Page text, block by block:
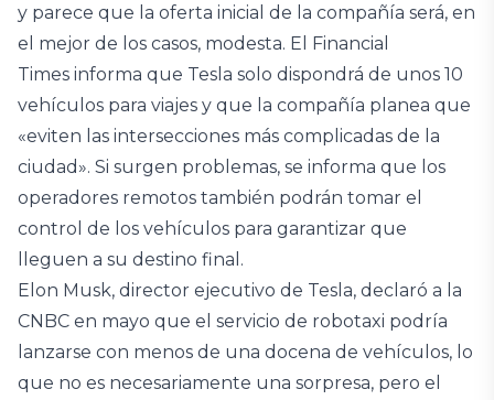
y parece que la oferta inicial de la compañía será, en
el mejor de los casos, modesta. El Financial
Times informa que Tesla solo dispondrá de unos 10
vehículos para viajes y que la compañía planea que
«eviten las intersecciones más complicadas de la
ciudad». Si surgen problemas, se informa que los
operadores remotos también podrán tomar el
control de los vehículos para garantizar que
lleguen a su destino final.
Elon Musk, director ejecutivo de Tesla, declaró a la
CNBC en mayo que el servicio de robotaxi podría
lanzarse con menos de una docena de vehículos, lo
que no es necesariamente una sorpresa, pero el